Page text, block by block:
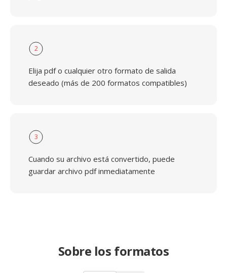
2
Elija pdf o cualquier otro formato de salida
deseado (más de 200 formatos compatibles)
3
Cuando su archivo está convertido, puede
guardar archivo pdf inmediatamente
Sobre los formatos